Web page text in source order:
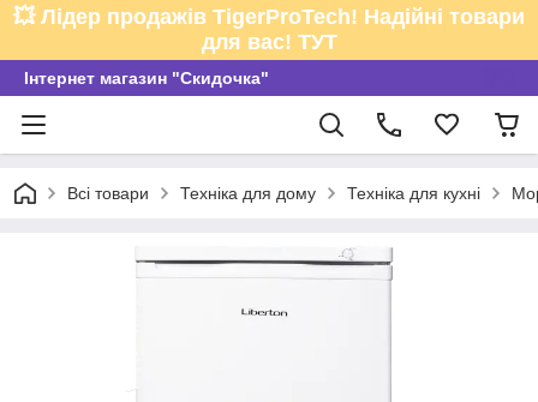
💥 Лідер продажів TigerProTech! Надійні товари
для вас! ТУТ
Інтернет магазин "Скидочка"
Всі товари Техніка для дому Техніка для кухні